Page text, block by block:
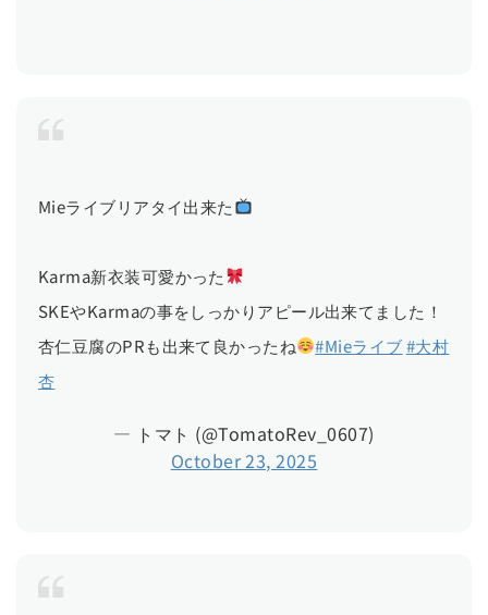
Mieライブリアタイ出来た
Karma新衣装可愛かった
SKEやKarmaの事をしっかりアピール出来てました！
杏仁豆腐のPRも出来て良かったね
#Mieライブ#大村
杏
— トマト (@TomatoRev_0607)
October 23, 2025